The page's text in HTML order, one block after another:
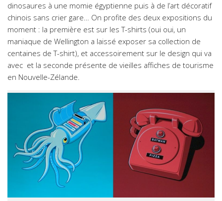
dinosaures à une momie égyptienne puis à de l’art décoratif
chinois sans crier gare… On profite des deux expositions du
moment : la première est sur les T-shirts (oui oui, un
maniaque de Wellington a laissé exposer sa collection de
centaines de T-shirt), et accessoirement sur le design qui va
avec et la seconde présente de vieilles affiches de tourisme
en Nouvelle-Zélande.